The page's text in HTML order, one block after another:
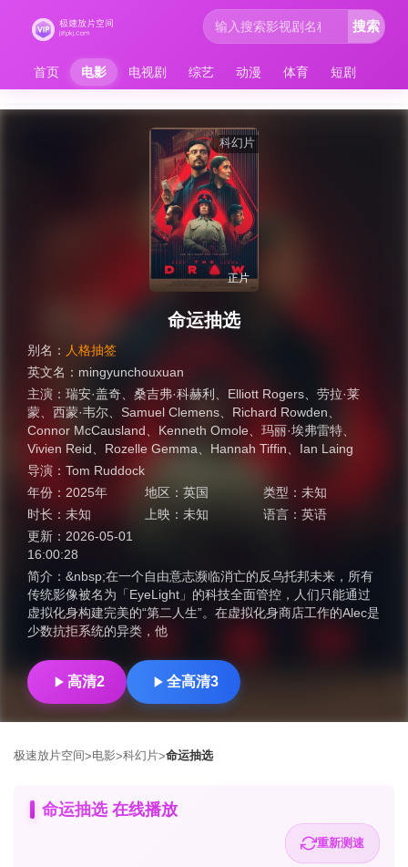
首页 电影 电视剧 综艺 动漫 体育 短剧
搜索
科幻片
正片
命运抽选
别名： 人格抽签
英文名： mingyunchouxuan
主演： 瑞安·盖奇 桑吉弗·科赫利 Elliott Rogers
劳拉·莱
蒙
西蒙·韦尔 Samuel Clemens Richard Rowden
Connor McCausland
Kenneth Omole 玛丽·埃弗雷特
Vivien Reid
Rozelle Gemma Hannah Tiffin
Ian Laing
导演： Tom Ruddock
年份： 2025年 地区：英国 类型： 未知
时长： 未知 上映：未知 语言： 英语
更新： 2026-05-01
16:00:28
简介： &nbsp;在一个自由意志濒临消亡的反乌托邦未来，所有
传统影像被名为「EyeLight」的科技全面管控，人们只能通过
虚拟化身构建完美的“第二人生”。在虚拟化身商店工作的Alec是
少数抗拒系统的异类，他
高清2 全高清3
极速放片空间>电影>科幻片>命运抽选
命运抽选 在线播放
重新测速